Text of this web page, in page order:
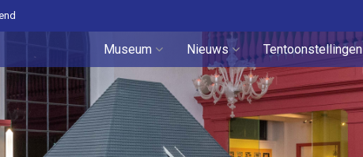
Museum Nieuws Tentoonstellingen